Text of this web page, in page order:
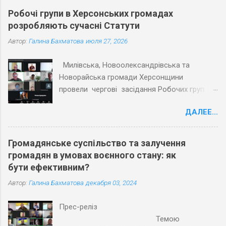
Робочі групи в Херсонських громадах
розробляють сучасні Статути
Автор: Галина Бахматова июля 27, 2026
Милівська, Новоолександрівська та
Новорайська громади Херсонщини
провели чергові засідання Робочих груп з
політичних і соціальних досліджень
(ПЦПСД) та з активістами громад, які
Статутів. Під час планових засідань
Робочих груп відповідно до графіку
громадам Херсонської області в розробці
напрацьовані тексти першої половини
змістовної частини Статутів трьох громад.
ДАЛЕЕ...
Громадянське суспільство та залучення
громадян в умовах воєнного стану: як
бути ефективним?
Автор: Галина Бахматова декабря 03, 2024
Прес-реліз
Темою